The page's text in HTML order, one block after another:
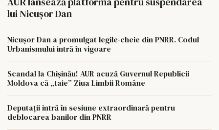
lui Nicușor Dan
Nicușor Dan a promulgat legile-cheie din PNRR. Codul
Urbanismului intră în vigoare
Scandal la Chișinău! AUR acuză Guvernul Republicii
Moldova că „taie” Ziua Limbii Române
Deputații intră în sesiune extraordinară pentru
deblocarea banilor din PNRR